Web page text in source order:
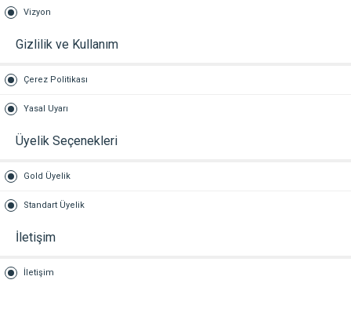
Vizyon
Gizlilik ve Kullanım
Çerez Politikası
Yasal Uyarı
Üyelik Seçenekleri
Gold Üyelik
Standart Üyelik
İletişim
İletişim